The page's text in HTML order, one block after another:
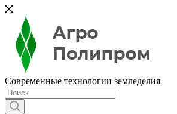
Современные технологии земледелия